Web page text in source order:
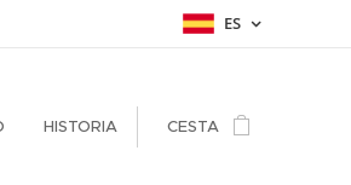
ES
HISTORIA CESTA